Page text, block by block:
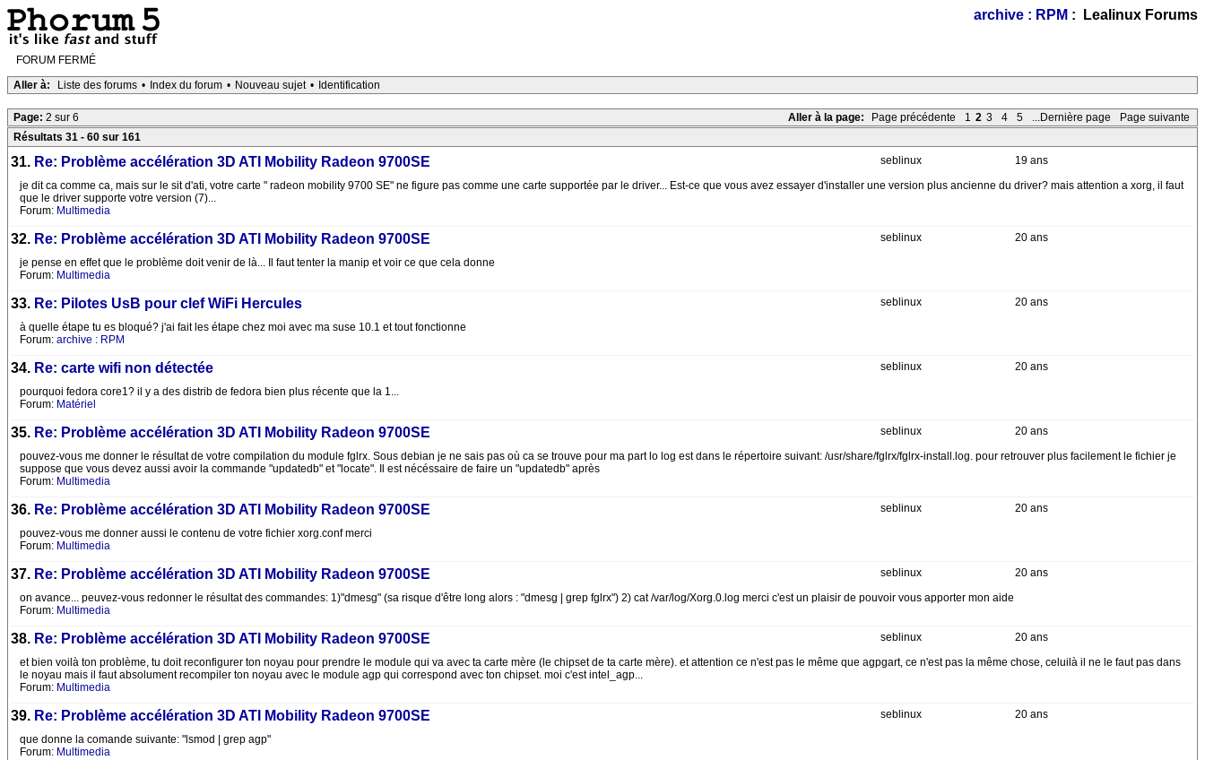
archive : RPM : Lealinux Forums
FORUM FERMÉ
Aller à:
Liste des forums • Index du forum • Nouveau sujet • Identification
Aller à la page: Page précédente 1 2 3 4 5 ...Dernière page Page suivante
Page: 2 sur 6
Résultats 31 - 60 sur 161
19 ans
seblinux
31. Re: Problème accélération 3D ATI Mobility Radeon 9700SE
je dit ca comme ca, mais sur le sit d'ati, votre carte " radeon mobility 9700 SE" ne figure pas comme une carte supportée par le driver... Est-ce que vous avez essayer d'installer une version plus ancienne du driver? mais attention a xorg, il faut
que le driver supporte votre version (7)...
Forum: Multimedia
20 ans
seblinux
32. Re: Problème accélération 3D ATI Mobility Radeon 9700SE
je pense en effet que le problème doit venir de là... Il faut tenter la manip et voir ce que cela donne
Forum: Multimedia
20 ans
seblinux
33. Re: Pilotes UsB pour clef WiFi Hercules
à quelle étape tu es bloqué? j'ai fait les étape chez moi avec ma suse 10.1 et tout fonctionne
Forum: archive : RPM
20 ans
seblinux
34. Re: carte wifi non détectée
pourquoi fedora core1? il y a des distrib de fedora bien plus récente que la 1...
Forum: Matériel
20 ans
seblinux
35. Re: Problème accélération 3D ATI Mobility Radeon 9700SE
pouvez-vous me donner le résultat de votre compilation du module fglrx. Sous debian je ne sais pas où ca se trouve pour ma part lo log est dans le répertoire suivant: /usr/share/fglrx/fglrx-install.log. pour retrouver plus facilement le fichier je
suppose que vous devez aussi avoir la commande "updatedb" et "locate". Il est nécéssaire de faire un "updatedb" après
Forum: Multimedia
20 ans
seblinux
36. Re: Problème accélération 3D ATI Mobility Radeon 9700SE
pouvez-vous me donner aussi le contenu de votre fichier xorg.conf merci
Forum: Multimedia
20 ans
seblinux
37. Re: Problème accélération 3D ATI Mobility Radeon 9700SE
on avance... peuvez-vous redonner le résultat des commandes: 1)"dmesg" (sa risque d'être long alors : "dmesg | grep fglrx") 2) cat /var/log/Xorg.0.log merci c'est un plaisir de pouvoir vous apporter mon aide
Forum: Multimedia
20 ans
seblinux
38. Re: Problème accélération 3D ATI Mobility Radeon 9700SE
et bien voilà ton problème, tu doit reconfigurer ton noyau pour prendre le module qui va avec ta carte mère (le chipset de ta carte mère). et attention ce n'est pas le même que agpgart, ce n'est pas la même chose, celuilà il ne le faut pas dans
le noyau mais il faut absolument recompiler ton noyau avec le module agp qui correspond avec ton chipset. moi c'est intel_agp...
Forum: Multimedia
20 ans
seblinux
39. Re: Problème accélération 3D ATI Mobility Radeon 9700SE
que donne la comande suivante: "lsmod | grep agp"
Forum: Multimedia